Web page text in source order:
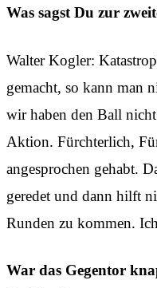
Was sagst Du zur
Walter Kogler:
gemacht, so kann man
wir haben den Ball
Aktion. Fürchterlich,
angesprochen gehabt.
geredet und dann hilft
Runden zu kommen.
War das Gegentor